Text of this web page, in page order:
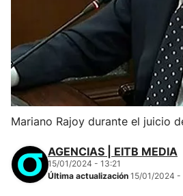
Mariano Rajoy durante el juicio
AGENCIAS | EITB MEDIA
15/01/2024 - 13:21
Última actualización 15/01/2024 -